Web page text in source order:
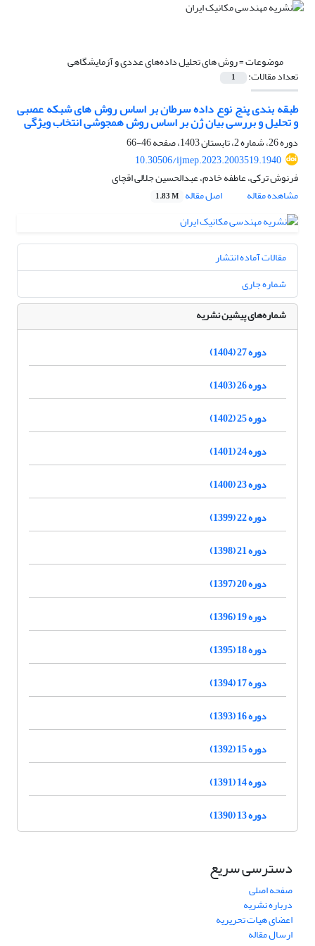
موضوعات =روش های تحلیل داده‌های عددی و آزمایشگاهی
تعداد مقالات: 1
طبقه بندی پنج نوع داده سرطان بر اساس روش های شبکه عصبی
و تحلیل و بررسی بیان ژن بر اساس روش همجوشی انتخاب ویژگی
دوره 26، شماره 2، تابستان 1403، صفحه
46-66
10.30506/ijmep.2023.2003519.1940
فرنوش ترکی، عاطفه خادم، عبدالحسین جلالی اقچای
مشاهده مقاله
اصل مقاله 1.83 M
مقالات آماده انتشار
شماره جاری
شماره‌های پیشین نشریه
دوره 27 (1404)
دوره 26 (1403)
دوره 25 (1402)
دوره 24 (1401)
دوره 23 (1400)
دوره 22 (1399)
دوره 21 (1398)
دوره 20 (1397)
دوره 19 (1396)
دوره 18 (1395)
دوره 17 (1394)
دوره 16 (1393)
دوره 15 (1392)
دوره 14 (1391)
دوره 13 (1390)
دسترسی سریع
صفحه اصلی
درباره نشریه
اعضای هیات تحریریه
ارسال مقاله